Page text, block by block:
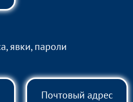
явки, пароли
Почтовый адрес